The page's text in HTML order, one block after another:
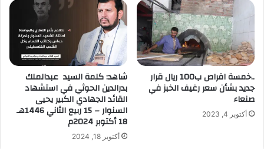
..خمسة اقراص ب100 ريال قرار
جديد بشأن سعر رغيف الخبز في
صنعاء
أكتوبر 4, 2023
شاهد: كلمة السيد عبدالملك
بدرالدين الحوثي في استشهاد
القائد الجهادي الكبير يحيى
السنوار – 15 ربيع الثاني 1446هـ
18 أكتوبر 2024م
أكتوبر 18, 2024